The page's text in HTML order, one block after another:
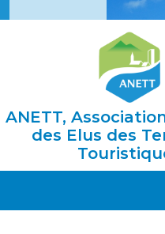
ANETT,
des Elus des